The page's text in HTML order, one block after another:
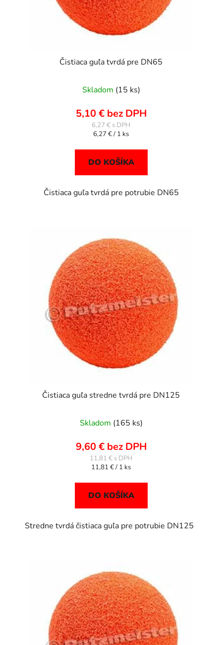
Čistiaca guľa tvrdá pre DN65
Skladom (15 ks)
5,10 € bez DPH
6,27 €
Jednotková
6,27 € / 1 ks
DO KOŠÍKA
Čistiaca guľa tvrdá pre potrubie DN65
Čistiaca guľa stredne tvrdá pre DN125
Skladom (165 ks)
9,60 € bez DPH
11,81 €
Jednotková
11,81 € / 1 ks
DO KOŠÍKA
Stredne tvrdá čistiaca guľa pre potrubie DN125